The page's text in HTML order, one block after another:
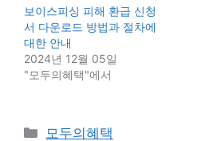
보이스피싱 피해 환급 신청
서 다운로드 방법과 절차에
대한 안내
2024년 12월 05일
"모두의혜택"에서
Categories
모두의혜택